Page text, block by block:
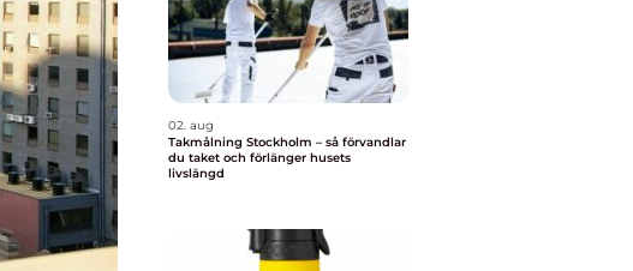
02. aug
Takmålning Stockholm – så förvandlar
du taket och förlänger husets
livslängd